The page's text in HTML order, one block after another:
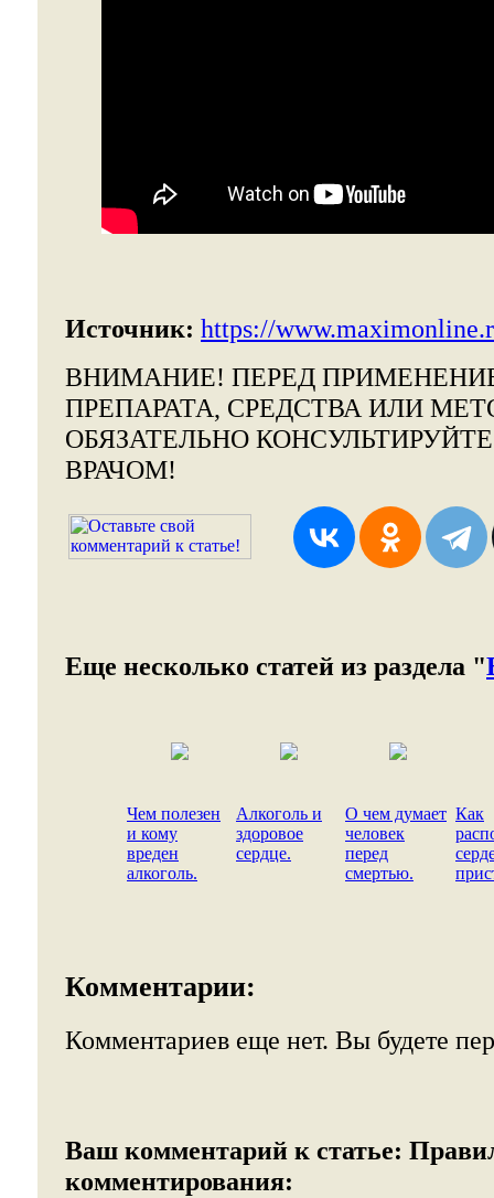
Источник: https://
ВНИМАНИЕ! ПЕРЕД
ПРЕПАРАТА, СРЕДСТВА ИЛИ
ОБЯЗАТЕЛЬНО
ВРАЧОМ!
Еще несколько статей из раздела "
Чем полезен
и кому
вреден
алкоголь.
Алкоголь и
здоровое
сердце.
О чем думает
человек
перед
смертью.
Как
Комментарии:
Комментариев еще нет. Вы будете
Ваш комментарий к статье:
комментирования: